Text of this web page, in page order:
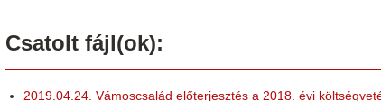
Csatolt fájl(ok):
2019.04.24. Vámoscsalád előterjesztés a 2018. évi